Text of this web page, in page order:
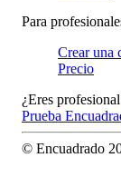
Para
Crear una
Precio
¿Eres
Prueba
© Encuadrado